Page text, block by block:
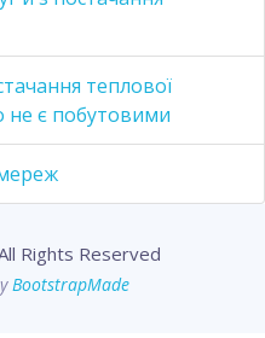
теплової
не є побутовими
Rights Reserved
BootstrapMade